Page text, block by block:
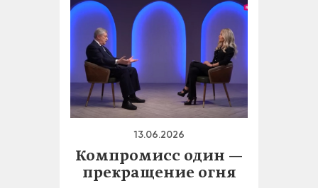
13.06.2026
Компромисс один —
прекращение огня